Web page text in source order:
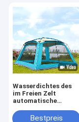
Wasserdichtes des
im Freien Zelt
automatische
Sport-210D knallen
Bestpreis